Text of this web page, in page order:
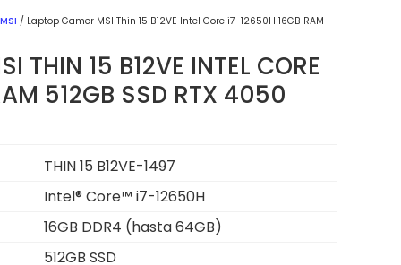
/ Laptop Gamer MSI Thin 15 B12VE Intel Core i7-12650H 16GB RAM
THIN 15 B12VE INTEL CORE
512GB SSD RTX 4050
THIN 15 B12VE-1497
Intel® Core™ i7-12650H
16GB DDR4 (hasta 64GB)
512GB SSD